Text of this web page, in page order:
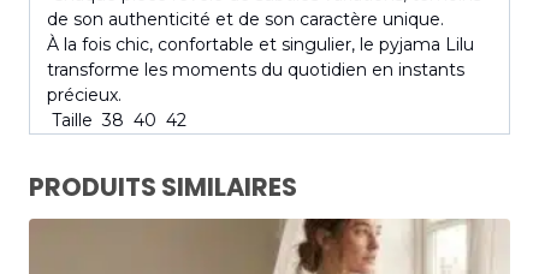
de son authenticité et de son caractère unique.
À la fois chic, confortable et singulier, le pyjama Lilu
transforme les moments du quotidien en instants
précieux.
Taille 38 40 42
PRODUITS SIMILAIRES